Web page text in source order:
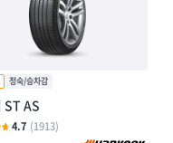
ST AS
4.7 (1913)